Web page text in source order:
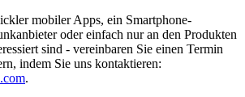
mobiler Apps, ein Smartphone-
oder einfach nur an den Produkten
sind - vereinbaren Sie einen Termin
indem Sie uns kontaktieren:
.